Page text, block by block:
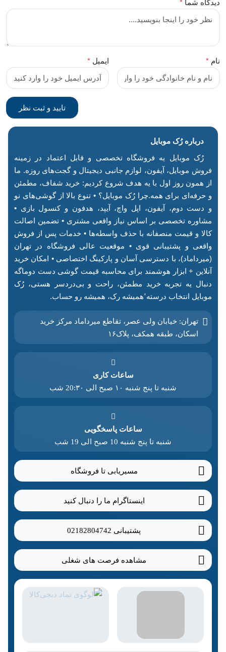
دیدگاه شما *
نام * ایمیل *
درباره رُک‌ موبایل
رُک موبایل یه فروشگاه تخصصی و قابل اعتماد در زمینه
فروش موبایل، آیفون، لوازم جانبی دیجیتال و گجت‌های روزه. ما
از همون روز اول با یه هدف شروع کردیم: خرید شفاف، مطمئن
و حرفه‌ای برای همه.چرا رُک موبایل؟ • تنوع بالا از گوشی‌های نو
و دست دوم، آیفون، اپل واچ، آیپد، هدفون و کنسول بازی •
مشاوره تخصصی بر اساس نیاز واقعی مشتری • تضمین اصالت
کالا و قیمت منصفانه با حذف واسطه‌ها • خدمات پس از فروش
واقعی و پشتیبانی قوی • موقعیت عالی فروشگاه در تهران
(میرداماد)، با دسترسی آسان و پارکینگ اختصاصی • امکان خرید
آنلاین + ابزار هوشمند برای محاسبه قیمت گوشی دست دوماگه
دنبال یه تجربه خرید مطمئن، راحت و بی‌دردسر هستی، رُک
موبایل انتخاب درسته٬همیشه رک، همیشه رو حساب.
تهران: خیابان ولی عصر، تقاطع میرداماد مرکز خرید‌
اسکان، طبقه همکف، پلاک۱۶
ساعات کاری
شنبه تا پنج شنبه ۱۰ صبح الی 20:۳۰ شب
ساعات پاسخگویی
شنبه تا پنج شنبه 10 صبح الی 19 شب
مسیریابی تا فروشگاه
اینستاگرام ما را دنبال کنید
پشتیبانی 02182804742
مشاهده فرصت های شغلی